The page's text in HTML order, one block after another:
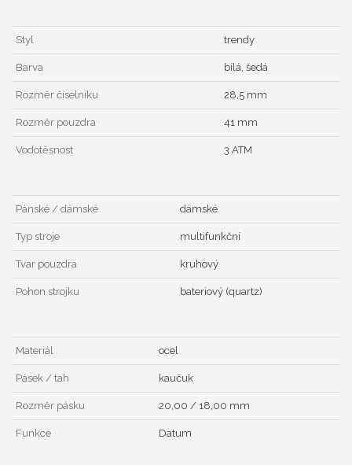
Styl trendy
Barva bílá, šedá
Rozměr číselníku 28,5 mm
Rozměr pouzdra 41 mm
Vodotěsnost 3 ATM
Pánské / dámské dámské
Typ stroje multifunkční
Tvar pouzdra kruhový
Pohon strojku bateriový (quartz)
Materiál ocel
Pásek / tah kaučuk
Rozměr pásku 20,00 / 18,00 mm
Funkce Datum